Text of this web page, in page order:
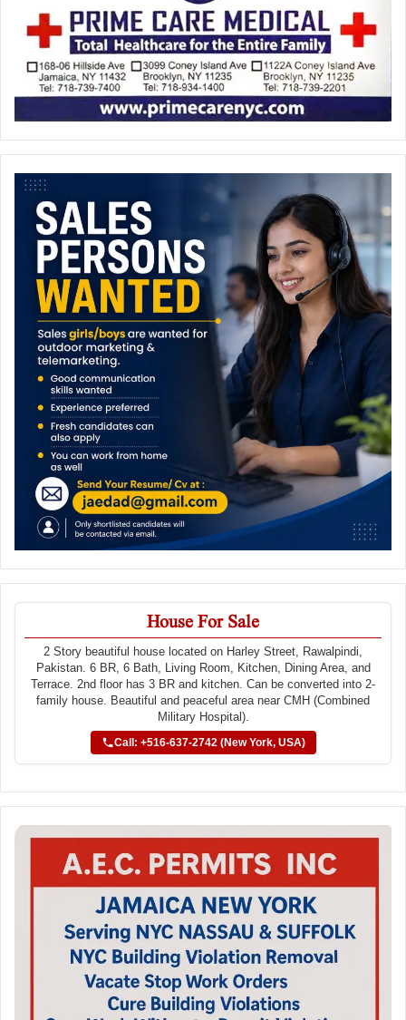
House For Sale
2 Story beautiful house located on Harley Street, Rawalpindi,
Pakistan. 6 BR, 6 Bath, Living Room, Kitchen, Dining Area, and
Terrace. 2nd floor has 3 BR and kitchen. Can be converted into 2-
family house. Beautiful and peaceful area near CMH (Combined
Military Hospital).
Call: +516-637-2742 (New York, USA)